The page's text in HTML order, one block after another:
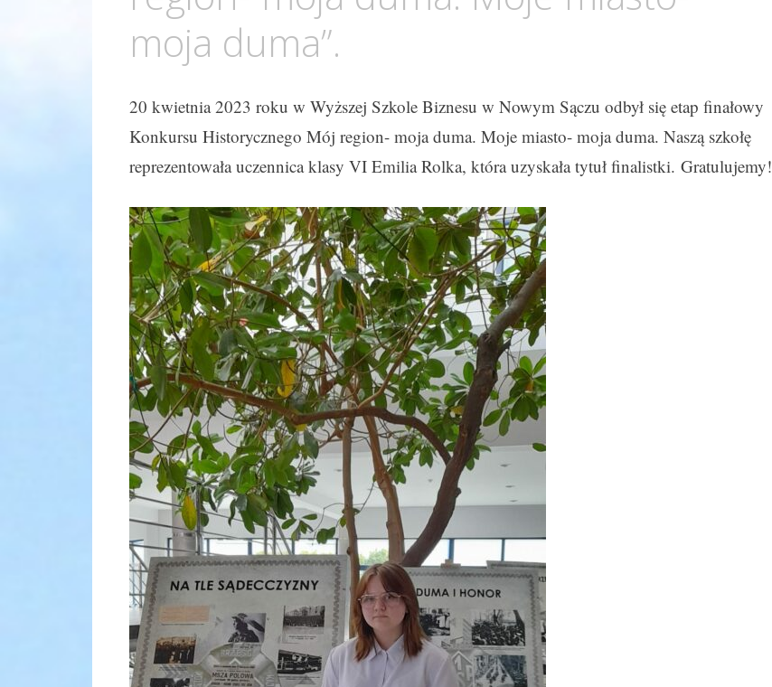
moja duma”.
20 kwietnia 2023 roku w Wyższej Szkole Biznesu w Nowym Sączu odbył się etap finałowy
Konkursu Historycznego Mój region- moja duma. Moje miasto- moja duma. Naszą szkołę
reprezentowała uczennica klasy VI Emilia Rolka, która uzyskała tytuł finalistki. Gratulujemy!